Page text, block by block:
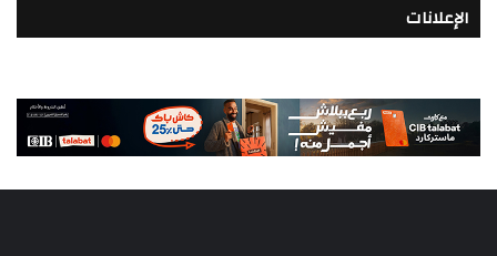
الإعلانات